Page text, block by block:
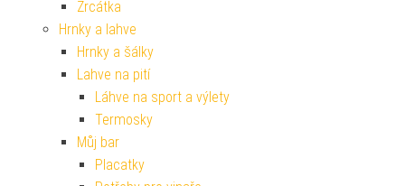
Zrcátka
Hrnky a lahve
Hrnky a šálky
Lahve na pití
Láhve na sport a výlety
Termosky
Můj bar
Placatky